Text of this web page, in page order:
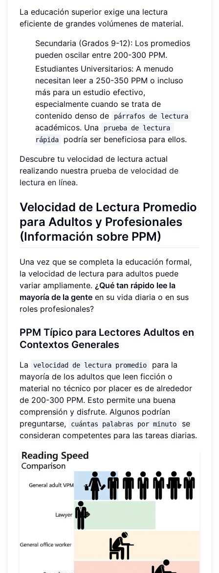
La educación superior exige una lectura
eficiente de grandes volúmenes de material.
Secundaria (Grados 9-12): Los promedios
pueden oscilar entre 200-300 PPM.
Estudiantes Universitarios: A menudo
necesitan leer a 250-350 PPM o incluso
más para un estudio efectivo,
especialmente cuando se trata de
contenido denso de
párrafos de lectura
académicos. Una
prueba de lectura
rápida
podría ser beneficiosa para ellos.
Descubre tu velocidad de lectura actual
realizando nuestra prueba de velocidad de
lectura en línea.
Velocidad de Lectura Promedio
para Adultos y Profesionales
(Información sobre PPM)
Una vez que se completa la educación formal,
la velocidad de lectura para adultos puede
variar ampliamente. ¿Qué tan rápido lee la
mayoría de la gente en su vida diaria o en sus
roles profesionales?
PPM Típico para Lectores Adultos en
Contextos Generales
La velocidad de lectura promedio
para la
mayoría de los adultos que leen ficción o
material no técnico por placer es de alrededor
de 200-300 PPM. Esto permite una buena
comprensión y disfrute. Algunos podrían
preguntarse,
cuántas palabras por minuto
se
consideran competentes para las tareas diarias.